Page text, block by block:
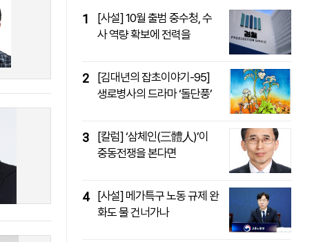
First Edition
후원하기
알립니다
패밀리사이트 대학동문골프최강전
1
[사설] 10월 출범 중수청, 수
사 역량 확보에 전력을
2
[김대년의 잡초이야기-95]
생로병사의 드라마 ‘돌단풍’
3
[칼럼] ‘삼체인(三體人)’이
중동전쟁을 본다면
4
[사설] 메가특구 노동 규제 완
화도 물 건너가나